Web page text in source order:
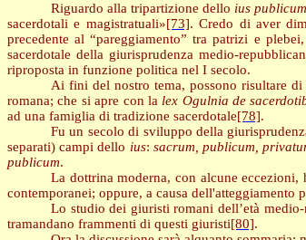
Riguardo alla tripartizione dello ius publicum
sacerdotali e magistratuali»[73]. Credo di aver
precedente al “pareggiamento” tra patrizi e
sacerdotale della giurisprudenza medio-
riproposta in funzione politica nel I secolo.
Ai fini del nostro tema, possono risultare
romana; che si apre con la lex Ogulnia de
ad una famiglia di tradizione sacerdotale[78].
Fu un secolo di sviluppo della
separati) campi dello ius: sacrum, publicum,
publicum.
La dottrina moderna, con alcune
contemporanei; oppure, a causa
Lo studio dei giuristi romani dell’età
tramandano frammenti di questi giuristi[80].